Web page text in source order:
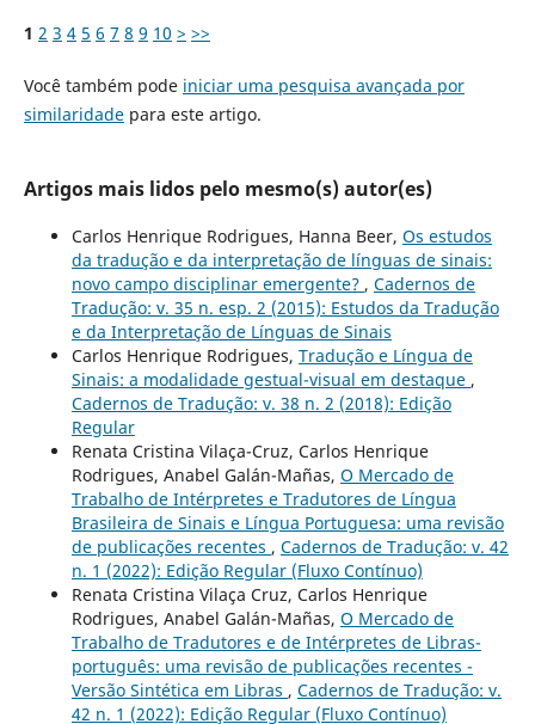
1 2 3 4 5 6 7 8 9 10 > >>
Você também pode iniciar uma pesquisa avançada por
similaridadepara este artigo.
Artigos mais lidos pelo mesmo(s) autor(es)
Carlos Henrique Rodrigues, Hanna Beer, Os estudos
da tradução e da interpretação de línguas de sinais:
novo campo disciplinar emergente? , Cadernos de
Tradução: v. 35 n. esp. 2 (2015): Estudos da Tradução
e da Interpretação de Línguas de Sinais
Carlos Henrique Rodrigues, Tradução e Língua de
Sinais: a modalidade gestual-visual em destaque ,
Cadernos de Tradução: v. 38 n. 2 (2018): Edição
Regular
Renata Cristina Vilaça-Cruz, Carlos Henrique
Rodrigues, Anabel Galán-Mañas, O Mercado de
Trabalho de Intérpretes e Tradutores de Língua
Brasileira de Sinais e Língua Portuguesa: uma revisão
de publicações recentes , Cadernos de Tradução: v. 42
n. 1 (2022): Edição Regular (Fluxo Contínuo)
Renata Cristina Vilaça Cruz, Carlos Henrique
Rodrigues, Anabel Galán-Mañas, O Mercado de
Trabalho de Tradutores e de Intérpretes de Libras-
português: uma revisão de publicações recentes -
Versão Sintética em Libras , Cadernos de Tradução: v.
42 n. 1 (2022): Edição Regular (Fluxo Contínuo)